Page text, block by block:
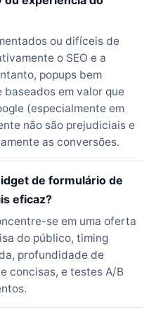
ou difíceis de
o SEO e a
popups bem
em valor que
(especialmente em
não são prejudiciais e
as conversões.
de formulário de
eficaz?
se em uma oferta
do público, timing
profundidade de
concisas, e testes A/B